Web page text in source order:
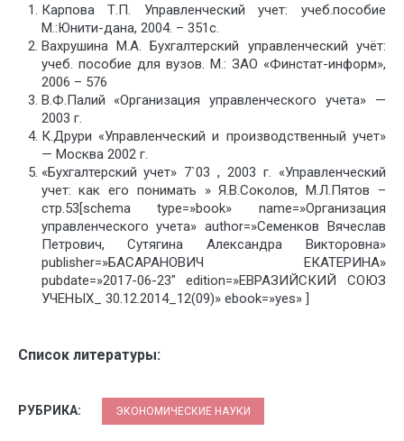
Карпова Т.П. Управленческий учет: учеб.пособие
М.:Юнити-дана, 2004. – 351с.
Вахрушина М.А. Бухгалтерский управленческий учёт:
учеб. пособие для вузов. М.: ЗАО «Финстат-информ»,
2006 – 576
В.Ф.Палий «Организация управленческого учета» —
2003 г.
К.Друри «Управленческий и производственный учет»
— Москва 2002 г.
«Бухгалтерский учет» 7`03 , 2003 г. «Управленческий
учет: как его понимать » Я.В.Соколов, М.Л.Пятов –
стр.53[schema type=»book» name=»Организация
управленческого учета» author=»Семенков Вячеслав
Петрович, Сутягина Александра Викторовна»
publisher=»БАСАРАНОВИЧ ЕКАТЕРИНА»
pubdate=»2017-06-23″ edition=»ЕВРАЗИЙСКИЙ СОЮЗ
УЧЕНЫХ_ 30.12.2014_12(09)» ebook=»yes» ]
Список литературы:
РУБРИКА: ЭКОНОМИЧЕСКИЕ НАУКИ